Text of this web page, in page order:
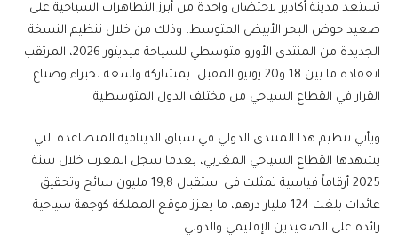
تستعد مدينة أكادير لاحتضان واحدة من أبرز التظاهرات السياحية على
صعيد حوض البحر الأبيض المتوسط، وذلك من خلال تنظيم النسخة
الجديدة من المنتدى الأورو متوسطي للسياحة ميديتور 2026، المرتقب
انعقاده ما بين 18 و20 يونيو المقبل، بمشاركة واسعة لخبراء وصناع
القرار في القطاع السياحي من مختلف الدول المتوسطية.
ويأتي تنظيم هذا المنتدى الدولي في سياق الدينامية المتصاعدة التي
يشهدها القطاع السياحي المغربي، بعدما سجل المغرب خلال سنة
2025 أرقاماً قياسية تمثلت في استقبال 19,8 مليون سائح وتحقيق
عائدات بلغت 124 مليار درهم، ما يعزز موقع المملكة كوجهة سياحية
رائدة على الصعيدين الإقليمي والدولي.